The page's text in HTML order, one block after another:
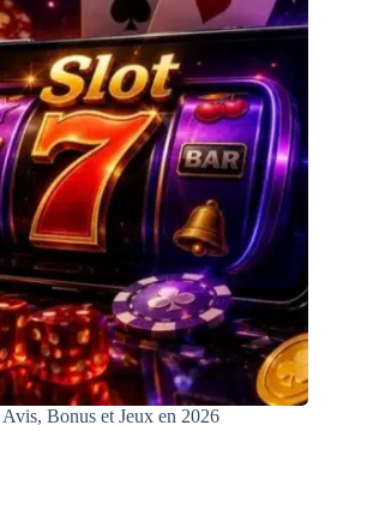
Bonus et Jeux en 2026